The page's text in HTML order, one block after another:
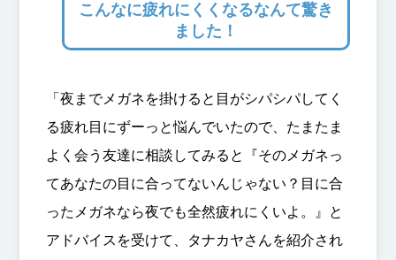
こんなに疲れにくくなるなんて驚き
ました！
「夜までメガネを掛けると目がシパシパしてく
る疲れ目にずーっと悩んでいたので、たまたま
よく会う友達に相談してみると『そのメガネっ
てあなたの目に合ってないんじゃない？目に合
ったメガネなら夜でも全然疲れにくいよ。』と
アドバイスを受けて、タナカヤさんを紹介され